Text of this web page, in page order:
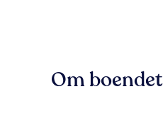
Om boendet